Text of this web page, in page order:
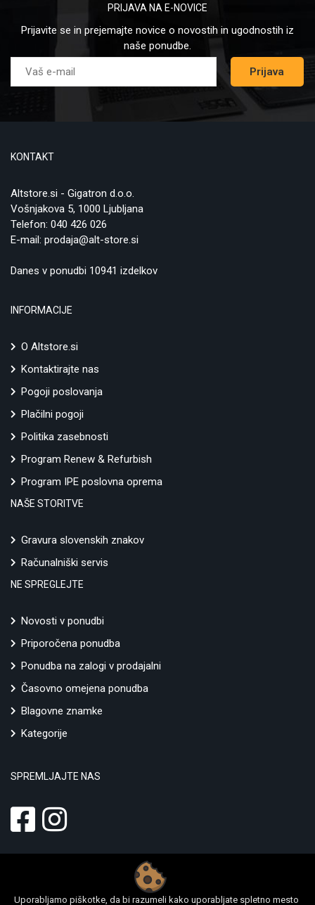
Uporabljamo piškotke, da bi razumeli kako uporabljate spletno mesto
PRIJAVA NA E-NOVICE
Prijavite se in prejemajte novice o novostih in ugodnostih iz
naše ponudbe.
Prijava
KONTAKT
Altstore.si - Gigatron d.o.o.
Vošnjakova 5, 1000 Ljubljana
Telefon: 040 426 026
E-mail: prodaja@alt-store.si
Danes v ponudbi 10941 izdelkov
INFORMACIJE
O Altstore.si
Kontaktirajte nas
Pogoji poslovanja
Plačilni pogoji
Politika zasebnosti
Program Renew & Refurbish
Program IPE poslovna oprema
NAŠE STORITVE
Gravura slovenskih znakov
Računalniški servis
NE SPREGLEJTE
Novosti v ponudbi
Priporočena ponudba
Ponudba na zalogi v prodajalni
Časovno omejena ponudba
Blagovne znamke
Kategorije
SPREMLJAJTE NAS